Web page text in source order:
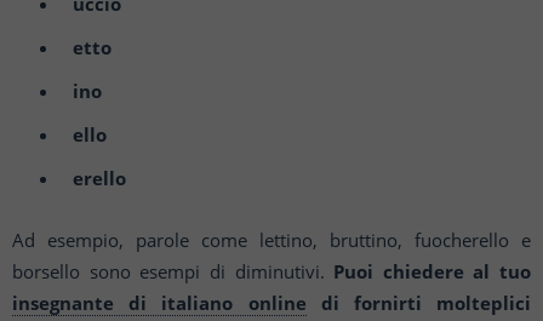
etto
ino
ello
erello
Ad esempio, parole come lettino, bruttino, fuocherello e
borsello sono esempi di diminutivi. Puoi chiedere al tuo
insegnante di italiano online di fornirti molteplici